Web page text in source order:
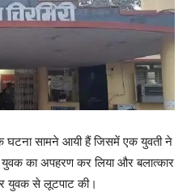
घटना सामने आयी हैं जिसमें एक युवती ने
का अपहरण कर लिया और बलात्कार
युवक से लूटपाट की।